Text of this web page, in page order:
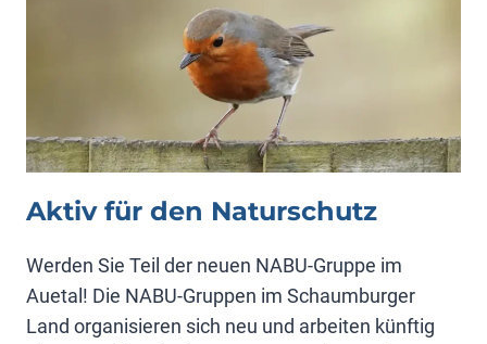
Aktiv für den Naturschutz
Werden Sie Teil der neuen NABU-Gruppe im
Auetal! Die NABU-Gruppen im Schaumburger
Land organisieren sich neu und arbeiten künftig